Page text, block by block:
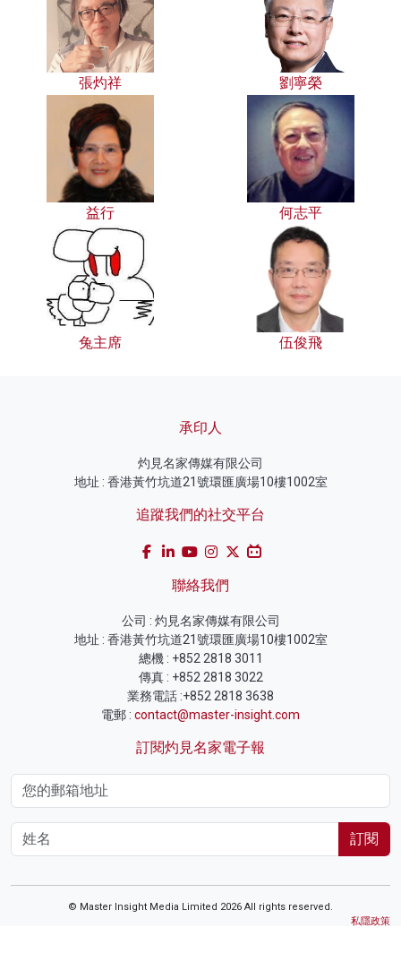
張灼祥 劉寧榮
益行 何志平
兔主席 伍俊飛
承印人
灼見名家傳媒有限公司
地址 : 香港黃竹坑道21號環匯廣場10樓1002室
追蹤我們的社交平台
聯絡我們
公司 : 灼見名家傳媒有限公司
地址 : 香港黃竹坑道21號環匯廣場10樓1002室
總機 : +852 2818 3011
傳真 : +852 2818 3022
業務電話 :+852 2818 3638
電郵 : contact@master-insight.com
訂閱灼見名家電子報
訂閱
© Master Insight Media Limited 2026 All rights reserved.
私隱政策